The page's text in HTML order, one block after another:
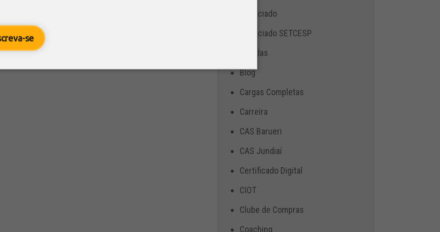
se
Associado
Associado SETCESP
Bebidas
Blog
Cargas Completas
Carreira
CAS Barueri
CAS Jundiaí
Certificado Digital
CIOT
Clube de Compras
Coaching